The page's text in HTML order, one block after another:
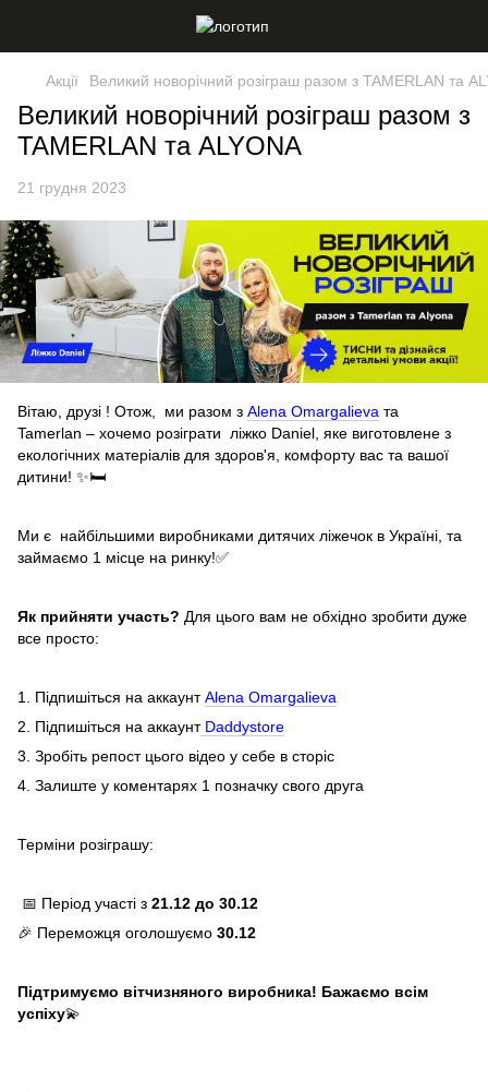
Акції Великий новорічний розіграш разом з TAMERLAN та
Великий новорічний розіграш разом з
TAMERLAN та ALYONA
21 грудня 2023
Вітаю, друзі ! Отож, ми разом з Alena Omargalieva та
Tamerlan – хочемо розіграти ліжко Daniel, яке виготовлене з
екологічних матеріалів для здоров'я, комфорту вас та вашої
дитини! ✨🛏
Ми є найбільшими виробниками дитячих ліжечок в Україні, та
займаємо 1 місце на ринку!✅
Як прийняти участь? Для цього вам не обхідно зробити дуже
все просто:
1. Підпишіться на аккаунтAlena Omargalieva
2. Підпишіться на аккаунтDaddystore
3. Зробіть репост цього відео у себе в сторіс
4. Залиште у коментарях 1 позначку свого друга
Терміни розіграшу:
📅 Період участі з 21.12 до 30.12
🎉 Переможця оголошуємо 30.12
Підтримуємо вітчизняного виробника! Бажаємо всім
успіху💫